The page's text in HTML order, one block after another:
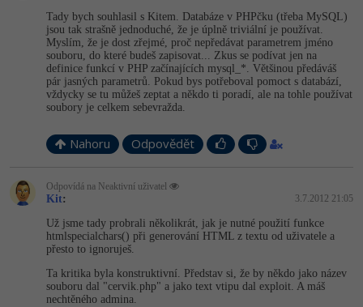
Tady bych souhlasil s Kitem. Databáze v PHPčku (třeba MySQL)
jsou tak strašně jednoduché, že je úplně triviální je používat.
Myslím, že je dost zřejmé, proč nepředávat parametrem jméno
souboru, do které budeš zapisovat... Zkus se podívat jen na
definice funkcí v PHP začínajících mysql_*. Většinou předáváš
pár jasných parametrů. Pokud bys potřeboval pomoct s databází,
vždycky se tu můžeš zeptat a někdo ti poradí, ale na tohle používat
soubory je celkem sebevražda.
Nahoru Odpovědět
Odpovídá na Neaktivní uživatel
Kit: 3.7.2012 21:05
Už jsme tady probrali několikrát, jak je nutné použití funkce
htmlspecialchars() při generování HTML z textu od uživatele a
přesto to ignoruješ.
Ta kritika byla konstruktivní. Představ si, že by někdo jako název
souboru dal "cervik.php" a jako text vtipu dal exploit. A máš
nechtěného admina.